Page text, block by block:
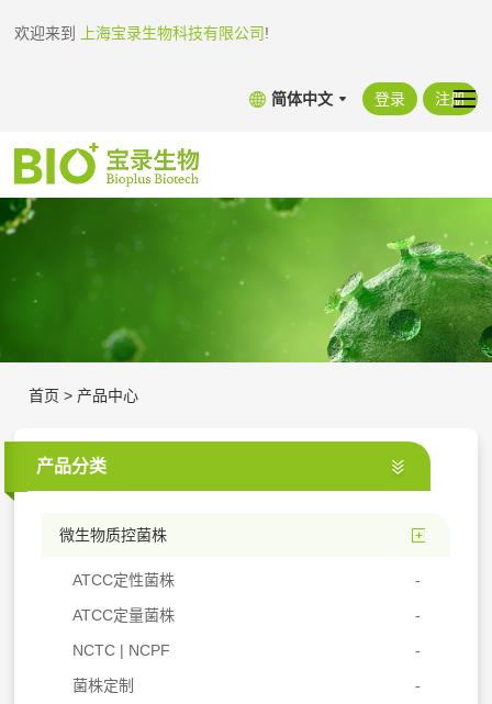
欢迎来到 上海宝录生物科技有限公司!
简体中文 登录 注册
首页 > 产品中心
产品分类
微生物质控菌株
ATCC定性菌株
ATCC定量菌株
NCTC | NCPF
菌株定制